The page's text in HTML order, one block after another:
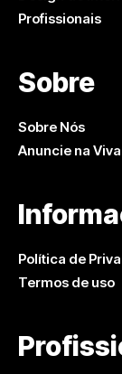
Profissionais
Sobre
Sobre Nós
Anuncie na
Política de
Termos de uso